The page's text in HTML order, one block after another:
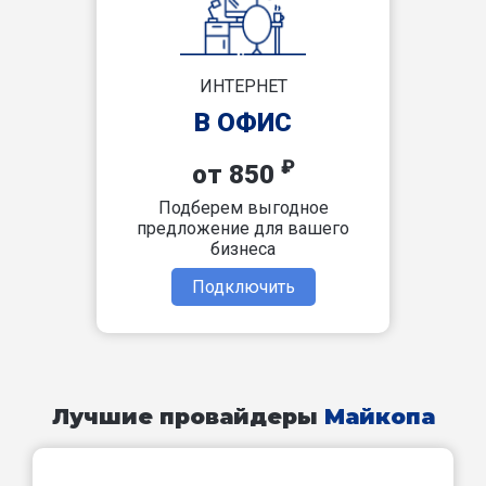
ИНТЕРНЕТ
В ОФИС
от 850 ₽
Подберем выгодное
предложение для вашего
бизнеса
Подключить
Лучшие провайдеры Майкопа